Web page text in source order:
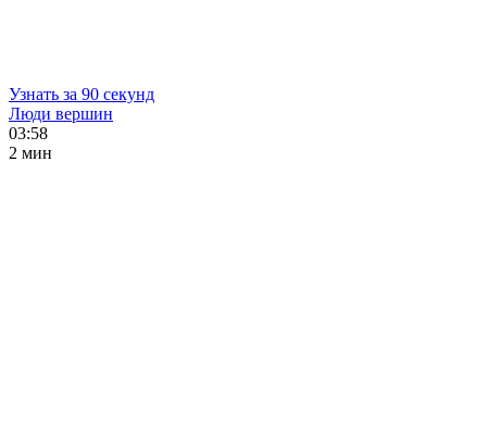
Узнать за 90 секунд
Люди вершин
03:58
2 мин